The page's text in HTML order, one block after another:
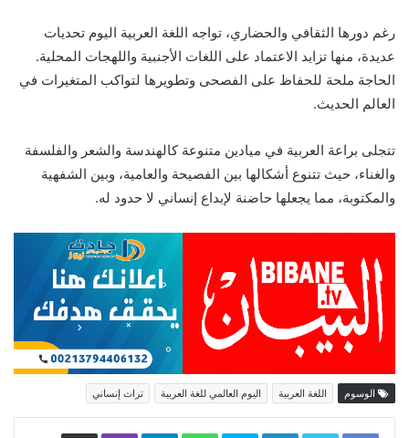
رغم دورها الثقافي والحضاري، تواجه اللغة العربية اليوم تحديات
عديدة، منها تزايد الاعتماد على اللغات الأجنبية واللهجات المحلية.
الحاجة ملحة للحفاظ على الفصحى وتطويرها لتواكب المتغيرات في
العالم الحديث.
تتجلى براعة العربية في ميادين متنوعة كالهندسة والشعر والفلسفة
والغناء، حيث تتنوع أشكالها بين الفصيحة والعامية، وبين الشفهية
والمكتوبة، مما يجعلها حاضنة لإبداع إنساني لا حدود له.
الوسوم اللغة العربية اليوم العالمي للغة العربية تراث إنساني
LinkedIn
Skype
WhatsApp
Telegram
Viber مشاركة عبر البريد